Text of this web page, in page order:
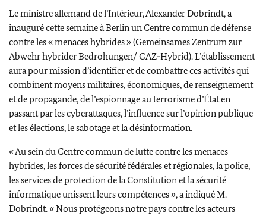
Le ministre allemand de l’Intérieur,Alexander Dobrindt, a
inauguré cette semaine à Berlin un Centre commun de défense
contre les « menaces hybrides »(Gemeinsames Zentrum zur
Abwehr hybrider Bedrohungen/ GAZ-Hybrid).L’établissement
aura pour mission d’identifier et de combattre ces activités qui
combinent moyens militaires, économiques, de renseignement
et de propagande, de l’espionnage au terrorisme d’Étaten
passant par les cyberattaques, l’influence sur l’opinion publique
et les élections, le sabotage et la désinformation.
« Au sein du Centre commun de lutte contre les menaces
hybrides, les forces de sécurité fédérales et régionales, la police,
les services de protection de la Constitution et la sécurité
informatique unissent leurs compétences », a indiqué M.
Dobrindt. « Nous protégeons notre pays contre les acteurs